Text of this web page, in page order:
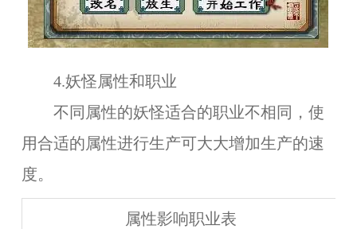
4.妖怪属性和职业
不同属性的妖怪适合的职业不相同，使
用合适的属性进行生产可大大增加生产的速
度。
属性影响职业表